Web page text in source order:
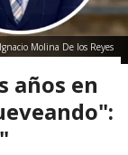
Molina De los Reyes
años en